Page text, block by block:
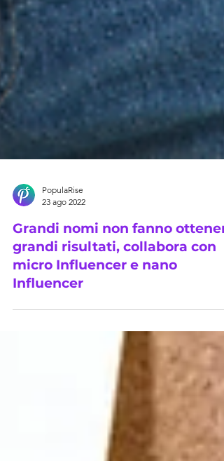
23 ago 2022
Grandi nomi non fanno
grandi risultati, collabora con
micro Influencer e nano
Influencer